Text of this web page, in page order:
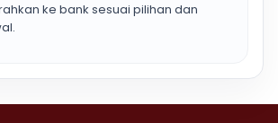
ke bank sesuai pilihan dan